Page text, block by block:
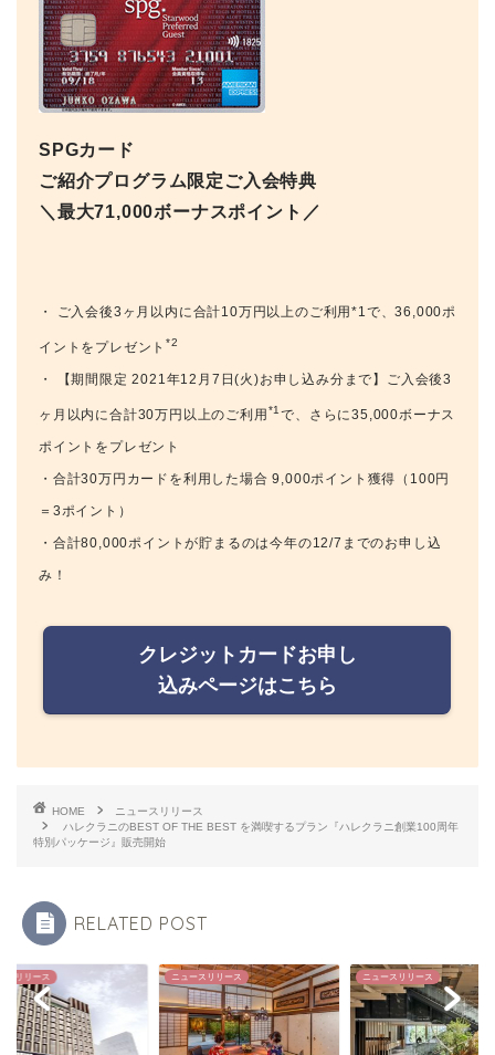
SPGカード
ご紹介プログラム限定ご入会特典
＼最大71,000ボーナスポイント／
・ ご入会後3ヶ月以内に合計10万円以上のご利用*1で、36,000ポ
イントをプレゼント*2
・ 【期間限定 2021年12月7日(火)お申し込み分まで】ご入会後3
ヶ月以内に合計30万円以上のご利用*1で、さらに35,000ボーナス
ポイントをプレゼント
・合計30万円カードを利用した場合 9,000ポイント獲得（100円
＝3ポイント）
・合計80,000ポイントが貯まるのは今年の12/7までのお申し込
み！
クレジットカードお申し
込みページはこちら
HOME
ニュースリリース
ハレクラニのBEST OF THE BEST を満喫するプラン『ハレクラニ創業100周年
特別パッケージ』販売開始
RELATED POST
スリリース ニュースリリース ニュースリリース